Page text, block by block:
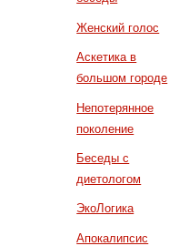
Женский голос
Аскетика в
большом городе
Непотерянное
поколение
Беседы с
диетологом
ЭкоЛогика
Апокалипсис